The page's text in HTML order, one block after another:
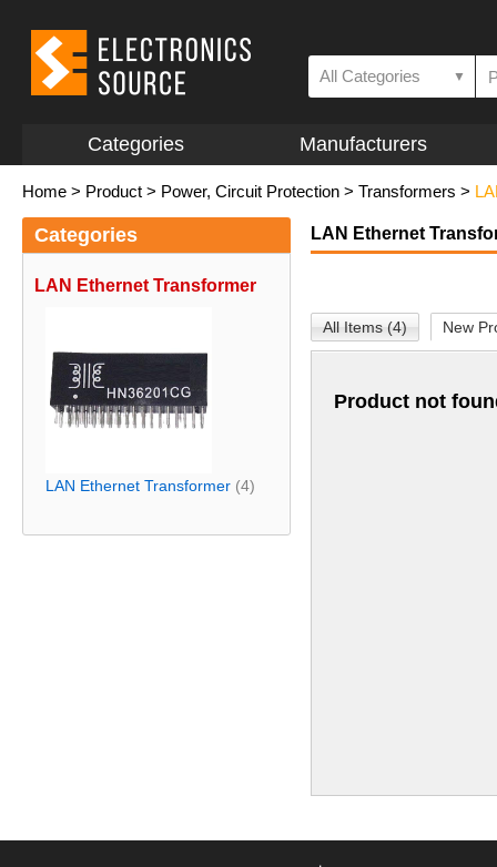
All Categories ▼
Categories Manufacturers
Home > Product > Power, Circuit Protection > Transformers >
Categories
LAN Ethernet Transformer
LAN Ethernet Transformer (4)
LAN Ethernet
All Items (4) New
Product not